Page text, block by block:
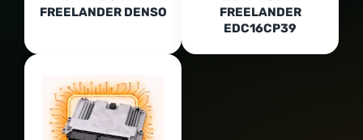
FREELANDER DENSO
FREELANDER
EDC16CP39